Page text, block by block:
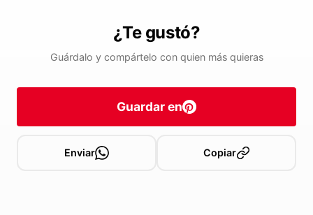
¿Te gustó?
Guárdalo y compártelo con quien más quieras
Guardar en
Enviar Copiar